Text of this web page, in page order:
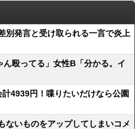
別発言と受け取られる一言で炎上
ん殴ってる」女性B「分かる。イ
4939円！喋りたいだけなら公園
ないものをアップしてしまいコメ